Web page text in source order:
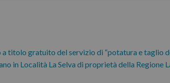
titolo gratuito del servizio di “potatura e taglio
in Località La Selva di proprietà della Regione